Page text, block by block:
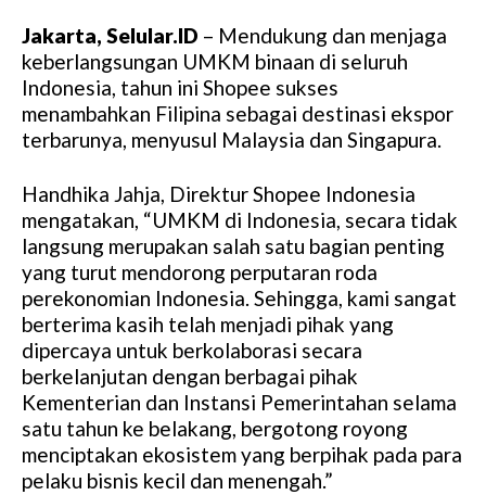
Jakarta, Selular.ID – Mendukung dan menjaga
keberlangsungan UMKM binaan di seluruh
Indonesia, tahun ini Shopee sukses
menambahkan Filipina sebagai destinasi ekspor
terbarunya, menyusul Malaysia dan Singapura.
Handhika Jahja, Direktur Shopee Indonesia
mengatakan, “UMKM di Indonesia, secara tidak
langsung merupakan salah satu bagian penting
yang turut mendorong perputaran roda
perekonomian Indonesia. Sehingga, kami sangat
berterima kasih telah menjadi pihak yang
dipercaya untuk berkolaborasi secara
berkelanjutan dengan berbagai pihak
Kementerian dan Instansi Pemerintahan selama
satu tahun ke belakang, bergotong royong
menciptakan ekosistem yang berpihak pada para
pelaku bisnis kecil dan menengah.”